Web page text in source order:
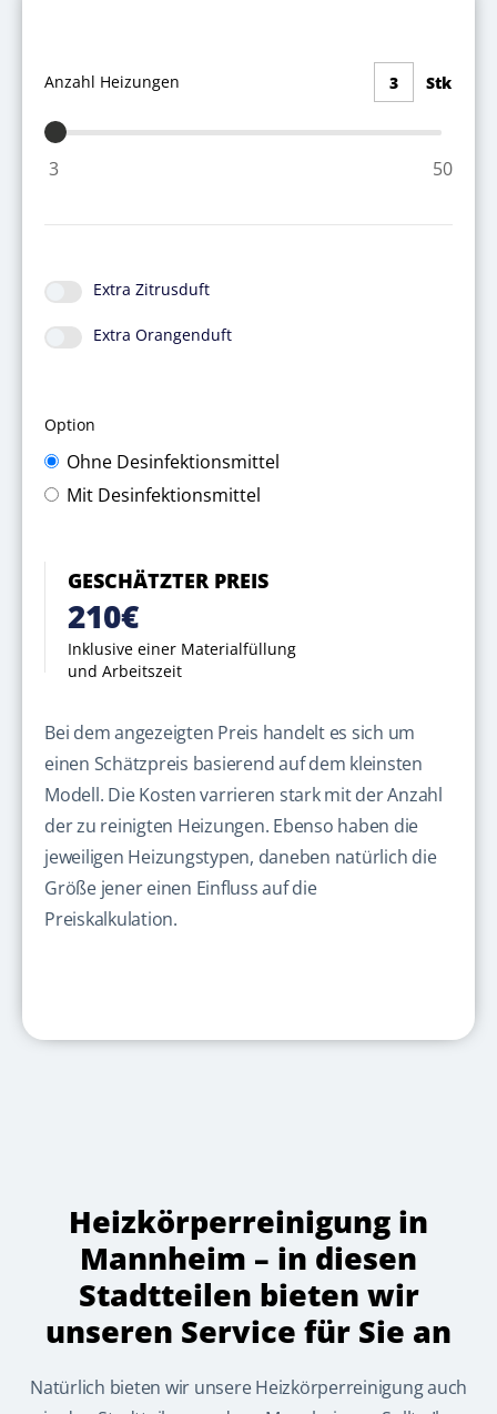
Anzahl Heizungen Stk
3
3 50
Bei dem angezeigten Preis handelt es sich um
einen Schätzpreis basierend auf dem kleinsten
Modell. Die Kosten varrieren stark mit der Anzahl
der zu reinigten Heizungen. Ebenso haben die
jeweiligen Heizungstypen, daneben natürlich die
Größe jener einen Einfluss auf die
Preiskalkulation.
Option
Ohne Desinfektionsmittel
Mit Desinfektionsmittel
Extra Zitrusduft
Extra Orangenduft
GESCHÄTZTER PREIS
210€
Inklusive einer Materialfüllung
und Arbeitszeit
Heizkörperreinigung in
Mannheim – in diesen
Stadtteilen bieten wir
unseren Service für Sie an
Natürlich bieten wir unsere Heizkörperreinigung auch